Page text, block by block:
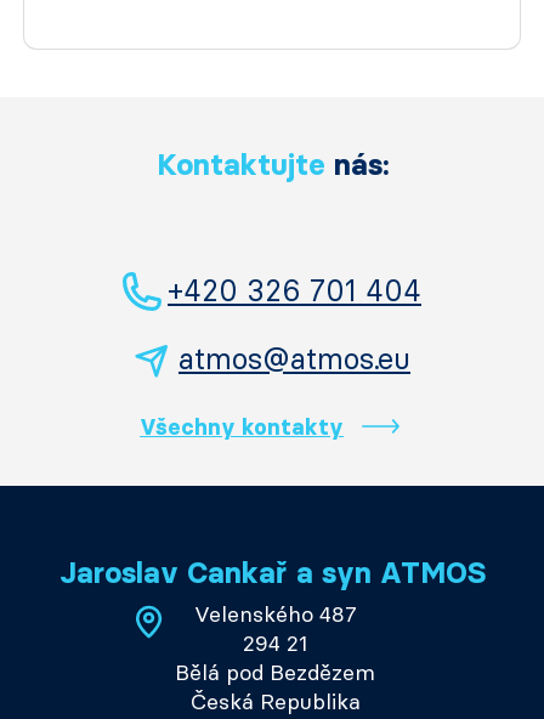
Kontaktujte nás:
+420 326 701 404
atmos@atmos.eu
Všechny kontakty
Jaroslav Cankař a syn ATMOS
Velenského 487
294 21
Bělá pod Bezdězem
Česká Republika